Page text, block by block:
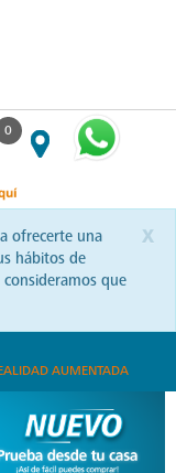
0
x
ofrecerte una
hábitos de
que
AUMENTADA